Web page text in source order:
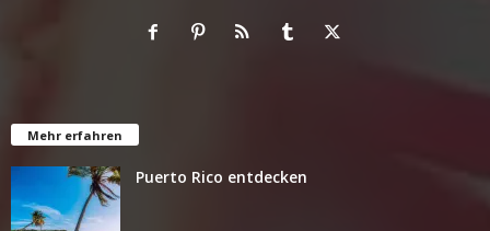
Mehr erfahren
Puerto Rico entdecken